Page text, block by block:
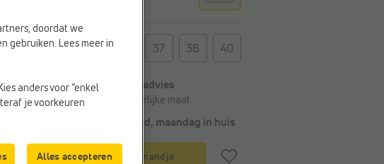
Maat
37 38 40
Algemeen maatadvies
Bestel je gebruikelijke maat
Voor 22u besteld, maandag in huis
In winkelmandje
doordat we
gebruiken. Lees meer in
anders voor “enkel
je voorkeuren
Alles accepteren